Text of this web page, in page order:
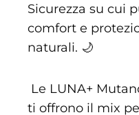
Sicurezza su cui
comfort e
naturali. 🌙
Le LUNA+
ti offrono il mix